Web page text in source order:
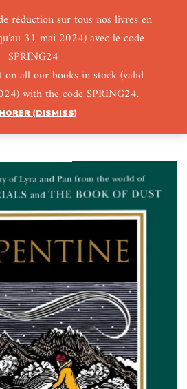
réduction sur tous nos livres en
31 mai 2024) avec le code
SPRING24
on all our books in stock (valid
with the code SPRING24.
(DISMISS)
0 0